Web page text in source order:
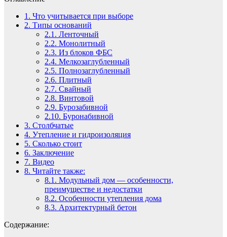
1. Что учитывается при выборе
2. Типы оснований
2.1. Ленточный
2.2. Монолитный
2.3. Из блоков ФБС
2.4. Мелкозаглубленный
2.5. Полнозаглубленный
2.6. Плитный
2.7. Свайный
2.8. Винтовой
2.9. Бурозабивной
2.10. Буронабивной
3. Столбчатые
4. Утепление и гидроизоляция
5. Сколько стоит
6. Заключение
7. Видео
8. Читайте также:
8.1. Модульный дом — особенности,
преимуществе и недостатки
8.2. Особенности утепления дома
8.3. Архитектурный бетон
Содержание: